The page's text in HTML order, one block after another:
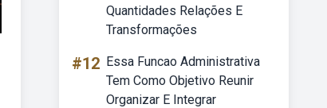
Quantidades Relações E
Transformações
#12 Essa Funcao Administrativa
Tem Como Objetivo Reunir
Organizar E Integrar